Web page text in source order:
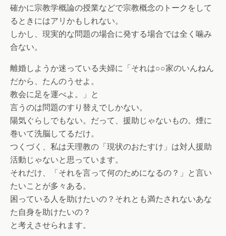
確かに宗教学概論の授業などで宗教概念のトークをして
るときにはアリかもしれない。
しかし、現実的な問題の場合に発する場合では全く噛み
合ない。
離婚しようか迷っている夫婦に「それは○○家のいんねん
だから、たんのうせよ。
教会に足を運べよ。」と
言うのは問題のすり替えでしかない。
陽気ぐらしでもない。だって、援助じゃないもの。煙に
巻いて洗脳してるだけ。
つくづく、私は天理教の「現状のおたすけ」は対人援助
活動じゃないと思っています。
それだけ、「それを言って何のためになるの？」と言い
たいことが多々ある。
困っている人を助けたいの？それとも満たされないあな
た自身を助けたいの？
と考えさせられます。